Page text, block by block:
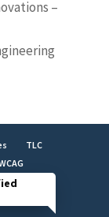
–
TLC
Facilities